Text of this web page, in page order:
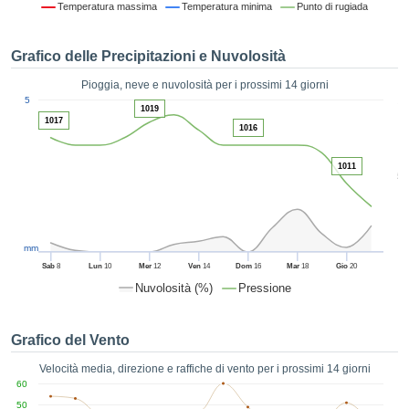
per
senza
clic sul
ACCETTA
Temperatura massima Temperatura minima Punto di rugiada
Grafico delle Precipitazioni e Nuvolosità
Pioggia, neve e nuvolosità per i prossimi 14 giorni
Nuvolosità (%) Pressione
50
Sab8 Lun 10 Mer12 Ven14 Dom16 Mar18 Gio 20
5
mm
1017
1019
1016
1011
Grafico del Vento
Velocità media, direzione e raffiche di vento per i prossimi 14 giorni
50
60